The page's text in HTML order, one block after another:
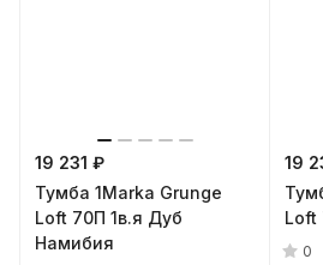
19 231 ₽
Тумба 1Marka Grunge
Loft 70П 1в.я Дуб
Намибия
19
Loft
0